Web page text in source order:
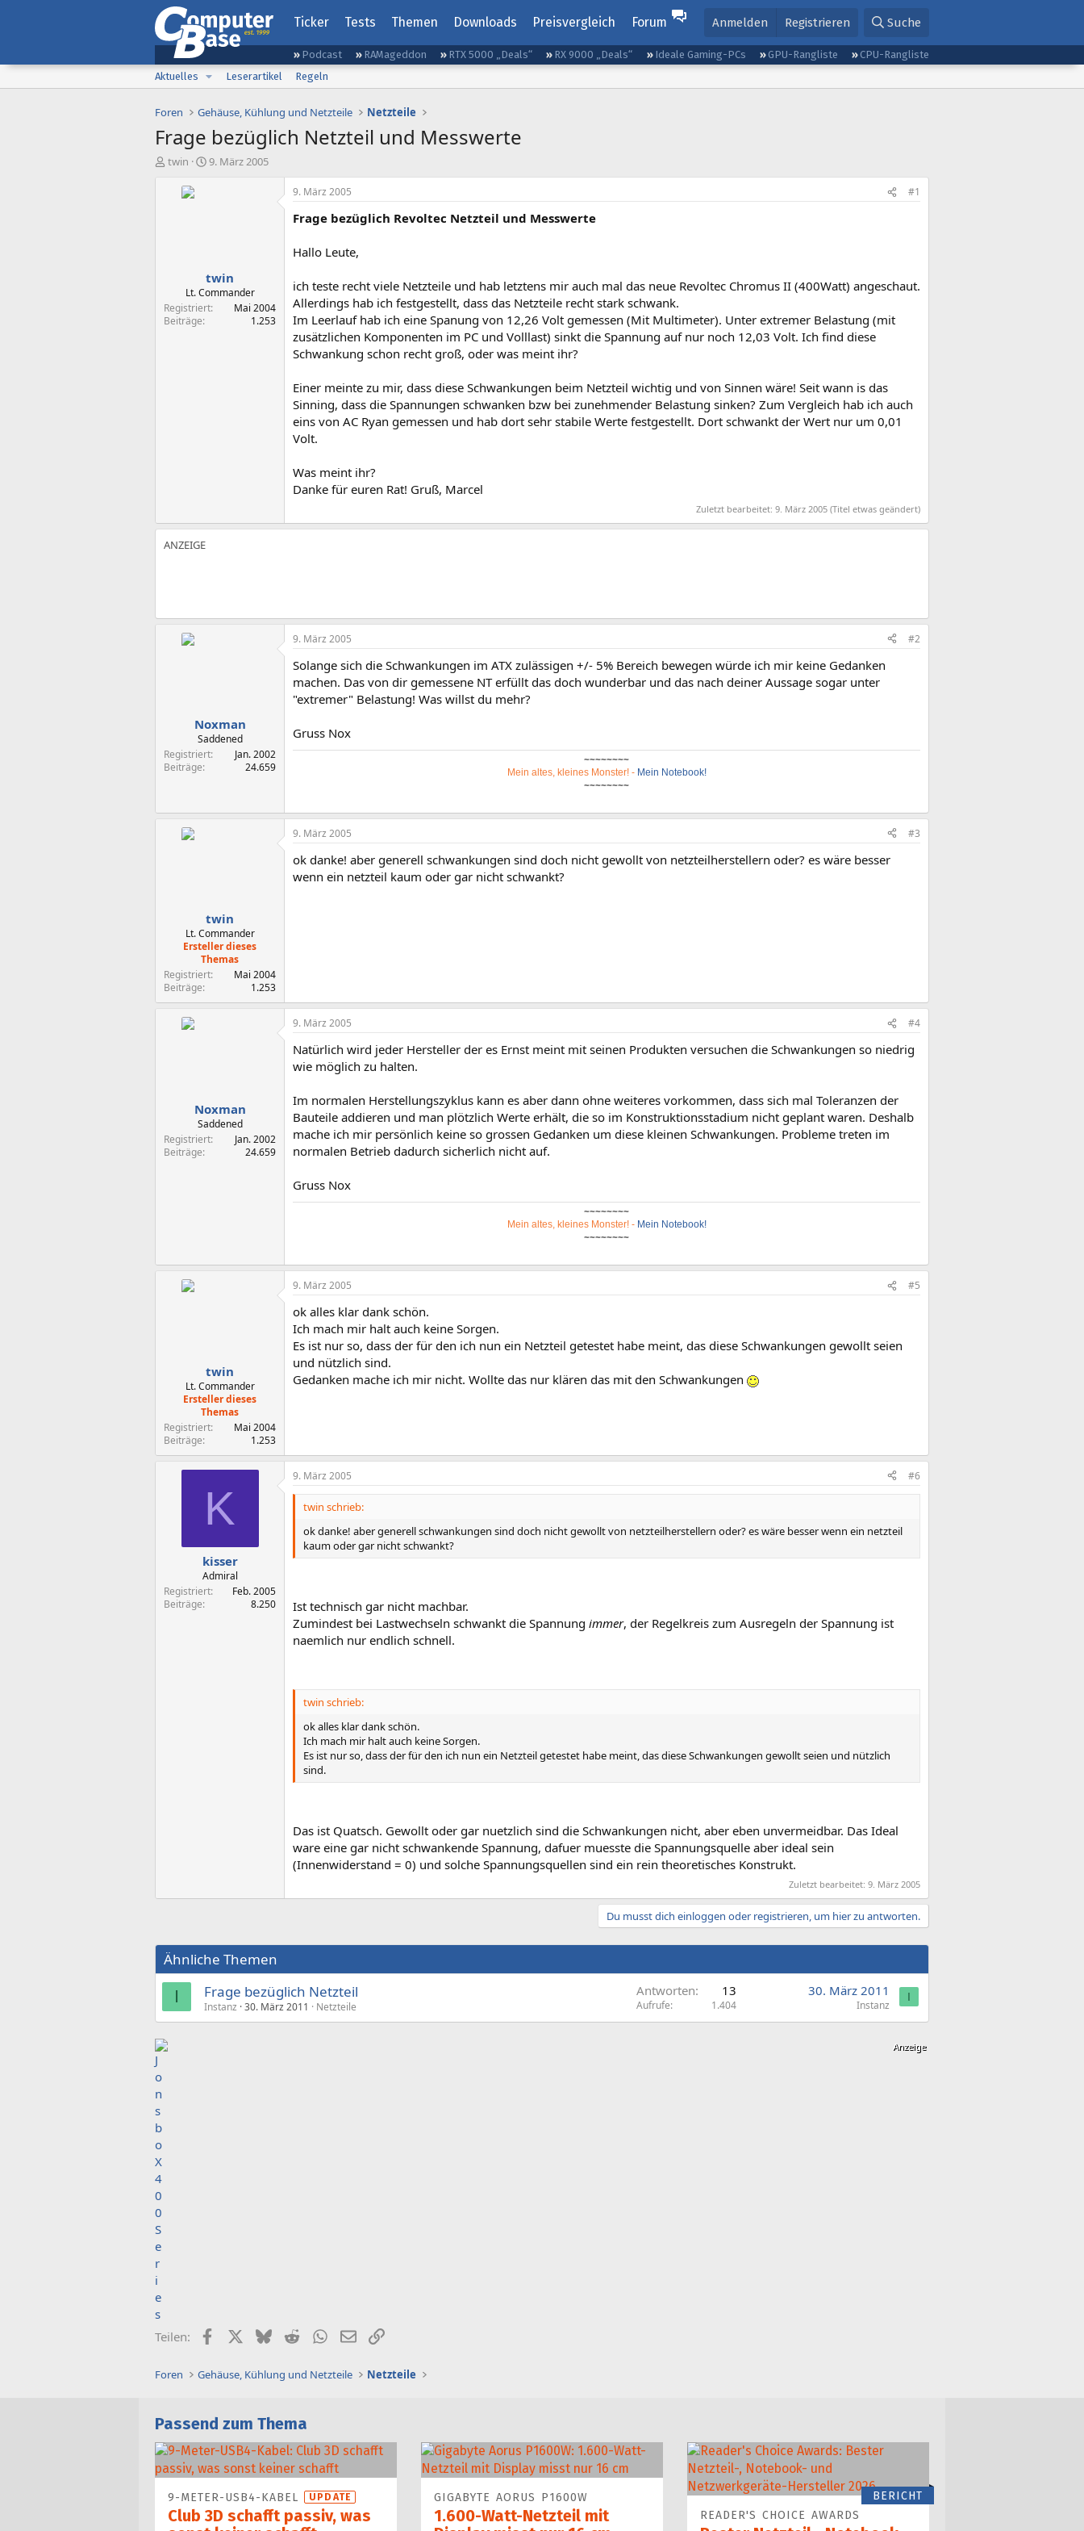
Ticker Tests Themen Downloads Preisvergleich Forum Anmelden Registrieren Suche
Podcast RAMageddon RTX 5000 „Deals“ RX 9000 „Deals“ Ideale Gaming-PCs GPU-Rangliste
CPU-Rangliste
Aktuelles
Leserartikel Regeln
Foren Gehäuse, Kühlung und Netzteile Netzteile
Frage bezüglich Netzteil und Messwerte
E
twin
E
a
m
9. März 2005
twin
Lt. Commander
Registriert
Mai 2004
Beiträge
1.253
9. März 2005 #1
Frage bezüglich Revoltec Netzteil und Messwerte
Hallo Leute,
ich teste recht viele Netzteile und hab letztens mir auch mal das neue Revoltec Chromus II (400Watt) angeschaut.
Allerdings hab ich festgestellt, dass das Netzteile recht stark schwank.
Im Leerlauf hab ich eine Spanung von 12,26 Volt gemessen (Mit Multimeter). Unter extremer Belastung (mit
zusätzlichen Komponenten im PC und Volllast) sinkt die Spannung auf nur noch 12,03 Volt. Ich find diese
Schwankung schon recht groß, oder was meint ihr?
Einer meinte zu mir, dass diese Schwankungen beim Netzteil wichtig und von Sinnen wäre! Seit wann is das
Sinning, dass die Spannungen schwanken bzw bei zunehmender Belastung sinken? Zum Vergleich hab ich auch
eins von AC Ryan gemessen und hab dort sehr stabile Werte festgestellt. Dort schwankt der Wert nur um 0,01
Volt.
Was meint ihr?
Danke für euren Rat! Gruß, Marcel
Zuletzt bearbeitet: 9. März 2005 (Titel etwas geändert)
Noxman
Saddened
Registriert
Jan. 2002
Beiträge
24.659
9. März 2005 #2
Solange sich die Schwankungen im ATX zulässigen +/- 5% Bereich bewegen würde ich mir keine Gedanken
machen. Das von dir gemessene NT erfüllt das doch wunderbar und das nach deiner Aussage sogar unter
"extremer" Belastung! Was willst du mehr?
Gruss Nox
~~~~~~~~
Mein altes, kleines Monster!- Mein Notebook!
~~~~~~~~
twin
Lt. Commander
Ersteller dieses
Themas
Registriert
Mai 2004
Beiträge
1.253
9. März 2005 #3
ok danke! aber generell schwankungen sind doch nicht gewollt von netzteilherstellern oder? es wäre besser
wenn ein netzteil kaum oder gar nicht schwankt?
Noxman
Saddened
Registriert
Jan. 2002
Beiträge
24.659
9. März 2005 #4
Natürlich wird jeder Hersteller der es Ernst meint mit seinen Produkten versuchen die Schwankungen so niedrig
wie möglich zu halten.
Im normalen Herstellungszyklus kann es aber dann ohne weiteres vorkommen, dass sich mal Toleranzen der
Bauteile addieren und man plötzlich Werte erhält, die so im Konstruktionsstadium nicht geplant waren. Deshalb
mache ich mir persönlich keine so grossen Gedanken um diese kleinen Schwankungen. Probleme treten im
normalen Betrieb dadurch sicherlich nicht auf.
Gruss Nox
~~~~~~~~
Mein altes, kleines Monster!- Mein Notebook!
~~~~~~~~
twin
Lt. Commander
Ersteller dieses
Themas
Registriert
Mai 2004
Beiträge
1.253
9. März 2005 #5
ok alles klar dank schön.
Ich mach mir halt auch keine Sorgen.
Es ist nur so, dass der für den ich nun ein Netzteil getestet habe meint, das diese Schwankungen gewollt seien
und nützlich sind.
Gedanken mache ich mir nicht. Wollte das nur klären das mit den Schwankungen
K
kisser
Admiral
Registriert
Feb. 2005
Beiträge
8.250
9. März 2005 #6
twin schrieb:
ok danke! aber generell schwankungen sind doch nicht gewollt von netzteilherstellern oder? es wäre besser wenn ein netzteil
kaum oder gar nicht schwankt?
Ist technisch gar nicht machbar.
Zumindest bei Lastwechseln schwankt die Spannung immer, der Regelkreis zum Ausregeln der Spannung ist
naemlich nur endlich schnell.
twin schrieb:
ok alles klar dank schön.
Ich mach mir halt auch keine Sorgen.
Es ist nur so, dass der für den ich nun ein Netzteil getestet habe meint, das diese Schwankungen gewollt seien und nützlich
sind.
Das ist Quatsch. Gewollt oder gar nuetzlich sind die Schwankungen nicht, aber eben unvermeidbar. Das Ideal
ware eine gar nicht schwankende Spannung, dafuer muesste die Spannungsquelle aber ideal sein
(Innenwiderstand = 0) und solche Spannungsquellen sind ein rein theoretisches Konstrukt.
Zuletzt bearbeitet: 9. März 2005
Du musst dich einloggen oder registrieren, um hier zu antworten.
Ähnliche Themen
I Frage bezüglich Netzteil
Instanz 30. März 2011 Netzteile
Antworten 13
Aufrufe 1.404
30. März 2011
Instanz
I
Teilen: FacebookX (Twitter)
BlueskyRedditWhatsApp
E-MailLink
Foren Gehäuse, Kühlung und Netzteile Netzteile
Passend zum Thema
9-METER-USB4-KABEL UPDATE
Club 3D schafft passiv, was
GIGABYTE AORUS P1600W
1.600-Watt-Netzteil mit
BERICHT
READER'S CHOICE AWARDS